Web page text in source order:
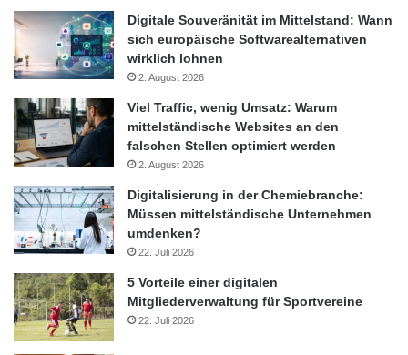
Digitale Souveränität im Mittelstand: Wann
sich europäische Softwarealternativen
wirklich lohnen
2. August 2026
Viel Traffic, wenig Umsatz: Warum
mittelständische Websites an den
falschen Stellen optimiert werden
2. August 2026
Digitalisierung in der Chemiebranche:
Müssen mittelständische Unternehmen
umdenken?
22. Juli 2026
5 Vorteile einer digitalen
Mitgliederverwaltung für Sportvereine
22. Juli 2026